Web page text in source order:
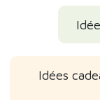
Idées